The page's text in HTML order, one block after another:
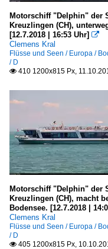
Motorschiff "Delphin" der
Kreuzlingen (CH),
[12.7.2018 | 16:53 Uhr] 
Clemens Kral
Flüsse und Seen / Europa /
/ D
 410 1200x815 Px,
Motorschiff "Delphin" der
Kreuzlingen (CH), macht
Bodensee. [12.7.2018 |
Clemens Kral
Flüsse und Seen / Europa /
/ D
 405 1200x815 Px,